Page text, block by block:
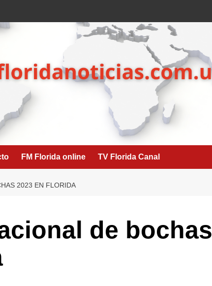
FM Florida online TV Florida Canal
2023 EN FLORIDA
de bochas